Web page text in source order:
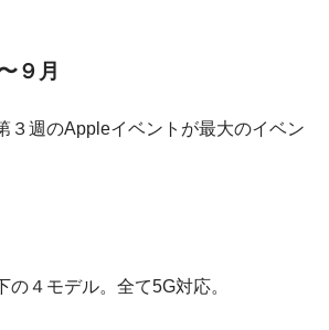
９月
３週のAppleイベントが最大のイベン
の４モデル。全て5G対応。